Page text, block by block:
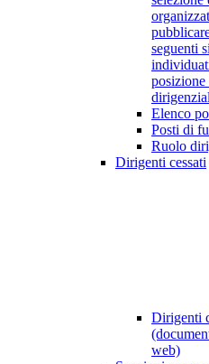
seguenti
Elenco
Posti di
Ruolo
Dirigenti cessati
Dirigenti
web)